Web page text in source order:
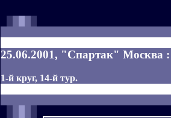
25.06.2001, "Спартак" Москва
1-й круг, 14-й тур.